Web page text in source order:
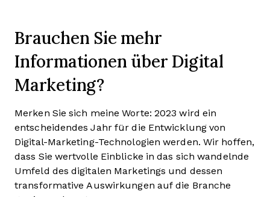
Brauchen Sie mehr
Informationen über Digital
Marketing?
Merken Sie sich meine Worte: 2023 wird ein
entscheidendes Jahr für die Entwicklung von
Digital-Marketing-Technologien werden. Wir hoffen,
dass Sie wertvolle Einblicke in das sich wandelnde
Umfeld des digitalen Marketings und dessen
transformative Auswirkungen auf die Branche